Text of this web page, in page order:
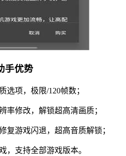
手优势
选项，极限/120帧数；
率修改，解锁超高清画质；
复游戏闪退，超高音质解锁；
，支持全部游戏版本。